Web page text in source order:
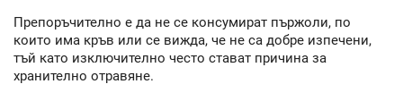
Препоръчително е да не се консумират пържоли, по
които има кръв или се вижда, че не са добре изпечени,
тъй като изключително често стават причина за
хранително отравяне.